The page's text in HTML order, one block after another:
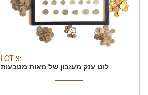
LOT 3:
לוט ענק מעזבון של מאות מטבעות